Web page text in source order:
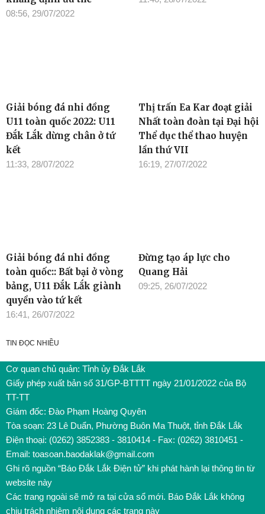
08:56, 29/07/2022
Giải bóng đá nhi đồng
U11 toàn quốc 2022: U11
Đắk Lắk dừng chân ở tứ
kết
11:33, 28/07/2022
Thị trấn Ea Kar đoạt giải
Nhất toàn đoàn tại Đại hội
Thể dục thể thao huyện
lần thứ VII
16:19, 27/07/2022
Giải bóng đá nhi đồng
toàn quốc:: Bất bại ở vòng
bảng, U11 Đắk Lắk giành
quyền vào tứ kết
16:41, 26/07/2022
Đừng tạo áp lực cho
Quang Hải
09:25, 26/07/2022
TIN ĐỌC NHIỀU
Cơ quan chủ quản: Tỉnh ủy Đắk Lắk
Giấy phép xuất bản số 31/GP-BTTTT ngày 21/01/2022 của Bộ
TT-TT
Giám đốc: Đào Phạm Hoàng Quyên
Tòa soạn: 23 Lê Duẩn, Phường Buôn Ma Thuột, tỉnh Đắk Lắk
Điện thoại: (0262) 3852383 - 3810414 - Fax: (0262) 3810451 -
Email: toasoan.baodaklak@gmail.com
Ghi rõ nguồn “Báo Đắk Lắk Điện tử” khi phát hành lại thông tin từ
website này
Các trang ngoài sẽ mở ra tại cửa sổ mới. Báo Đắk Lắk không
chịu trách nhiệm nội dung các trang này